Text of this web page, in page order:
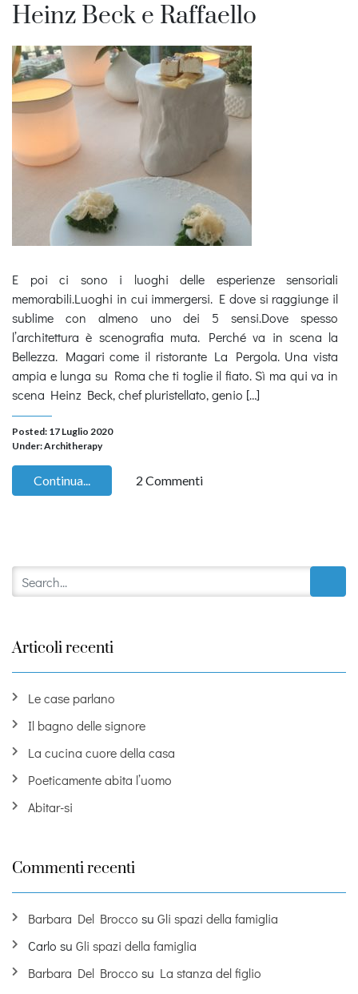
Heinz Beck e Raffaello
E poi ci sono i luoghi delle esperienze sensoriali
memorabili.Luoghi in cui immergersi. E dove si raggiunge il
sublime con almeno uno dei 5 sensi.Dove spesso
l’architettura è scenografia muta. Perché va in scena la
Bellezza. Magari come il ristorante La Pergola. Una vista
ampia e lunga su Roma che ti toglie il fiato. Sì ma qui va in
scena Heinz Beck, chef pluristellato, genio […]
Posted: 17 Luglio 2020
Under:Architherapy
Continua... 2 Commenti
Articoli recenti
Le case parlano
Il bagno delle signore
La cucina cuore della casa
Poeticamente abita l’uomo
Abitar-si
Commenti recenti
Barbara Del Brocco su Gli spazi della famiglia
Carlo su Gli spazi della famiglia
Barbara Del Brocco su La stanza del figlio